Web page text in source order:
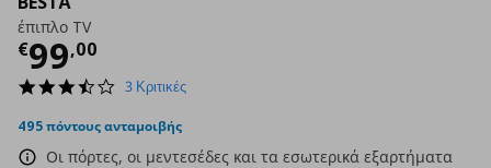
έπιπλο TV
€99,00
Τρέχουσα τιμή
3.3
rating
3 Κριτικές
495 πόντους ανταμοιβής
Οι πόρτες, οι μεντεσέδες και τα εσωτερικά εξαρτήματα